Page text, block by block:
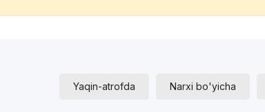
Yaqin-atrofda Narxi bo'yicha